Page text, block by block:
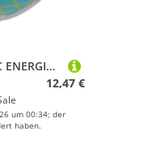
HUMMEL hmlCLASSIC ENERGIZER Handball OFF WHITE/LIGHT BLUE/YELLOW 1
12,47 €
um 00:34; der
haben.